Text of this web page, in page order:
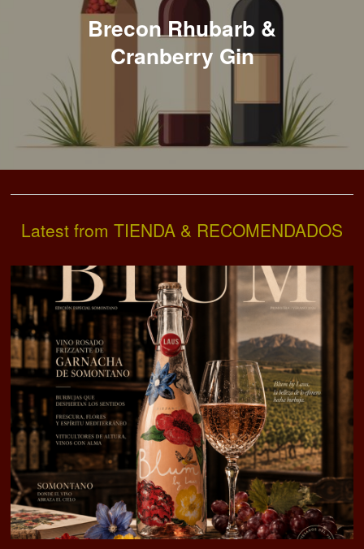
Brecon Rhubarb &
Cranberry Gin
Latest from TIENDA & RECOMENDADOS